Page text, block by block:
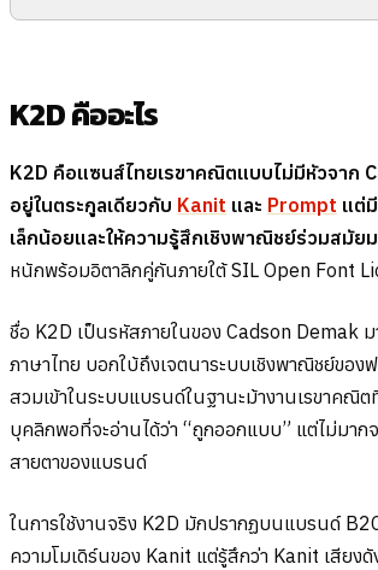
K2D คืออะไร
K2D คือแซนส์ไทยเรขาคณิตแบบไม่มีหัวจาก
อยู่ในตระกูลเดียวกับ Kanit และ Prompt แต่
เล็กน้อยและให้ความรู้สึกเชิงพาณิชย์ร่วมสมัย
หนักพร้อมอิตาลิกคู่กันภายใต้ SIL Open Font
ชื่อ K2D เป็นรหัสภายในของ Cadson Demak ม
ภาษาไทย บอกใบ้ถึงเจตนาระบบเชิงพาณิชย์ของ
สวมเข้าในระบบแบรนด์ในฐานะม้างานเรขาคณิ
บุคลิกพอที่จะอ่านได้ว่า “ถูกออกแบบ” แต่ไม่มา
สายตาของแบรนด์
ในการใช้งานจริง K2D มักปรากฏบนแบรนด์
ความโมเดิร์นของ Kanit แต่รู้สึกว่า Kanit เสียงดั